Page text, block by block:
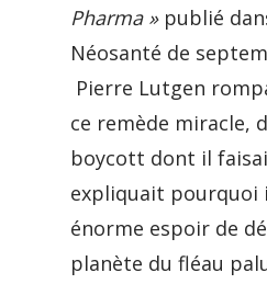
Pharma » publié
Néosanté de
Pierre Lutgen
ce remède miracle,
boycott dont il
expliquait pourquoi
énorme espoir de
planète du fléau